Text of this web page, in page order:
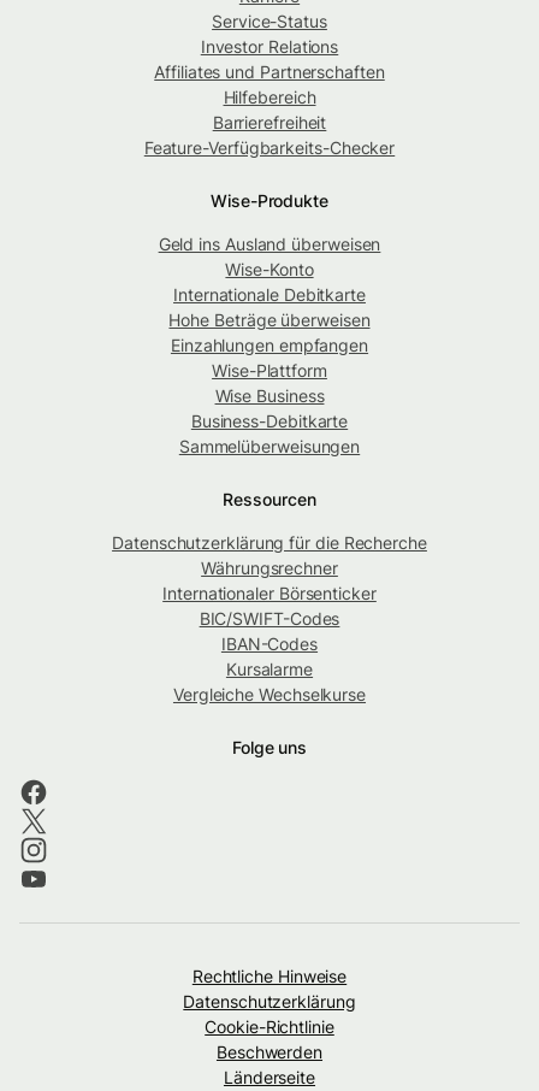
Service-Status
Investor Relations
Affiliates und Partnerschaften
Hilfebereich
Barrierefreiheit
Feature-Verfügbarkeits-Checker
Wise-Produkte
Geld ins Ausland überweisen
Wise-Konto
Internationale Debitkarte
Hohe Beträge überweisen
Einzahlungen empfangen
Wise-Plattform
Wise Business
Business-Debitkarte
Sammelüberweisungen
Ressourcen
Datenschutzerklärung für die Recherche
Währungsrechner
Internationaler Börsenticker
BIC/SWIFT-Codes
IBAN-Codes
Kursalarme
Vergleiche Wechselkurse
Folge uns
Rechtliche Hinweise
Datenschutzerklärung
Cookie-Richtlinie
Beschwerden
Länderseite